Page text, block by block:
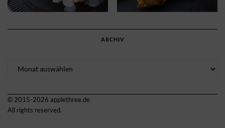
ARCHIV
© 2015-2026 applethree.de
All rights reserved.